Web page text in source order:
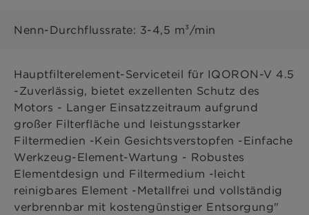
Nenn-Durchflussrate: 3-4,5 m³/min
Hauptfilterelement-Serviceteil für IQORON-V 4.5
-Zuverlässig, bietet exzellenten Schutz des
Motors - Langer Einsatzzeitraum aufgrund
großer Filterfläche und leistungsstarker
Filtermedien -Kein Gesichtsverstopfen -Einfache
Werkzeug-Element-Wartung - Robustes
Elementdesign und Filtermedium -leicht
reinigbares Element -Metallfrei und vollständig
verbrennbar mit kostengünstiger Entsorgung"